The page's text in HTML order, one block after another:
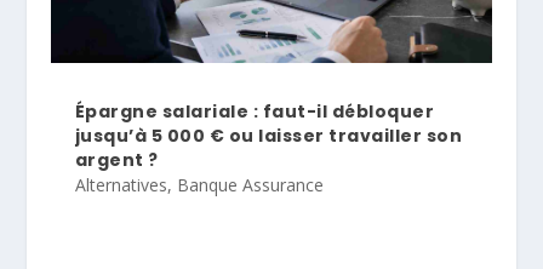
Épargne salariale : faut-il débloquer
jusqu’à 5 000 € ou laisser travailler son
argent ?
Alternatives, Banque Assurance